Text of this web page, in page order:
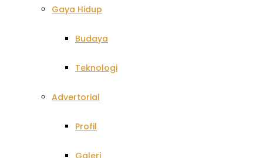
Gaya Hidup
Budaya
Teknologi
Advertorial
Profil
Galeri